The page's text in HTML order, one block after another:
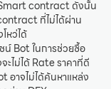
contract ดังนั้น
ที่ไม่ได้ผ่าน
หว่ได้
น์ Bot ในการช่วยซื้อ
ะไม่ได้ Rate ราคาที่ดี
อาจไม่ได้ค้นหาแหล่ง